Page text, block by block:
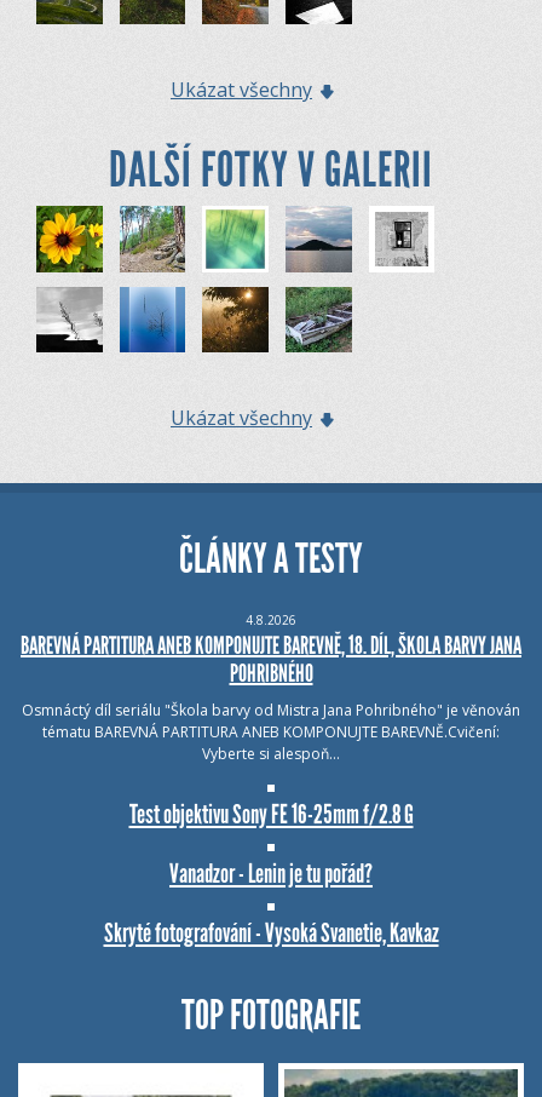
Ukázat všechny
DALŠÍ FOTKY V GALERII
Ukázat všechny
ČLÁNKY A TESTY
4.8.2026
BAREVNÁ PARTITURA ANEB KOMPONUJTE BAREVNĚ, 18. DÍL, ŠKOLA BARVY JANA
POHRIBNÉHO
Osmnáctý díl seriálu "Škola barvy od Mistra Jana Pohribného" je věnován
tématu BAREVNÁ PARTITURA ANEB KOMPONUJTE BAREVNĚ.Cvičení:
Vyberte si alespoň…
Test objektivu Sony FE 16-25mm f/2.8 G
Vanadzor - Lenin je tu pořád?
Skryté fotografování - Vysoká Svanetie, Kavkaz
TOP FOTOGRAFIE